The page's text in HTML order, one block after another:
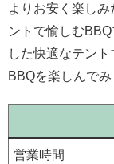
よりお安く楽し
ントで愉しむ
した快適なテン
BBQを楽しんでみ
営業時間